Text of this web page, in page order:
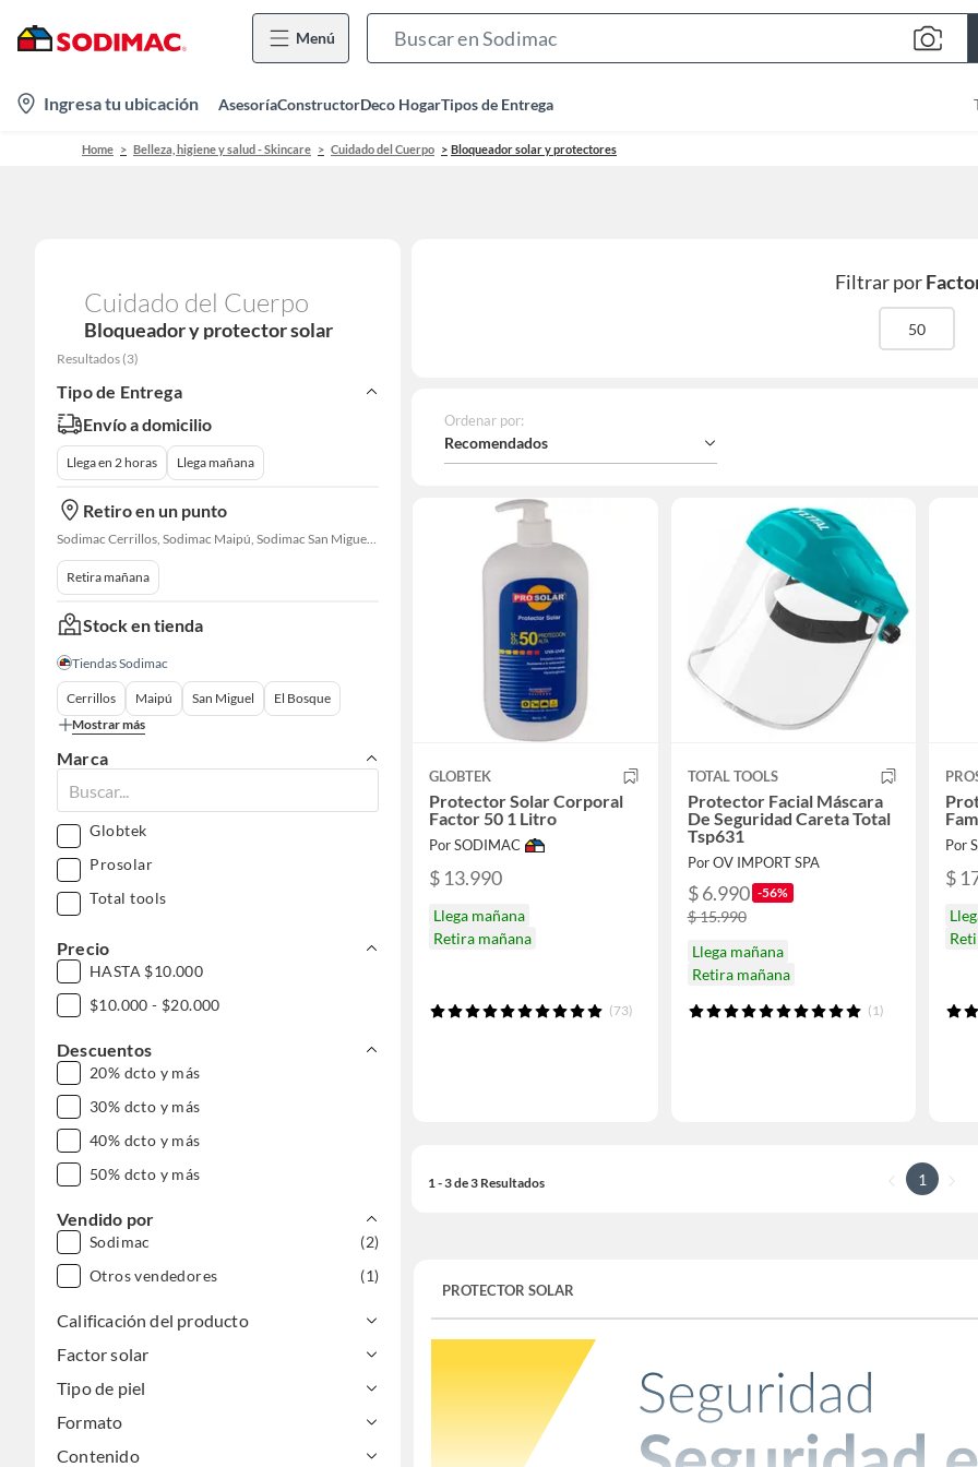
Menú
Bar
location-
icon
Ingresa tu ubicación AsesoríaConstructorDeco HogarTipos de Entrega
Home Belleza, higiene y salud - Skincare Cuidado del Cuerpo Bloqueador solar y protectores
Cuidado del Cuerpo
Bloqueador y protector solar
Resultados (3)
Tipo de Entrega
Envío a domicilio
Llega en 2 horas Llega mañana
Retiro en un punto
Sodimac Cerrillos, Sodimac Maipú, Sodimac San Miguel, Sodimac El Bosque, Sodimac San Bernardo, Constructor Cantagallo, Sodimac Talagante, Sodimac San Fernando
Retira mañana
Stock en tienda
Tiendas Sodimac
Cerrillos Maipú San Miguel
El Bosque
Mostrar más
Marca
Globtek
Prosolar
Total tools
Precio
HASTA $10.000
$10.000 - $20.000
Descuentos
20% dcto y más
30% dcto y más
40% dcto y más
50% dcto y más
Vendido por
Sodimac
(2)
Otros vendedores
(1)
Calificación del producto
Factor solar
Tipo de piel
Formato
Contenido
Filtrar por
50
Ordenar por:
Recomendados
GLOBTEK
Protector Solar Corporal
Factor 50 1 Litro
Por SODIMAC
$ 13.990
Llega mañana
Retira mañana
(73)
TOTAL TOOLS
Protector Facial Máscara
De Seguridad Careta Total
Tsp631
Por OV IMPORT SPA
$ 6.990 -56%
$ 15.990
Llega mañana
Retira mañana
(1)
Por
$
1 - 3 de 3 Resultados 1
PROTECTOR SOLAR